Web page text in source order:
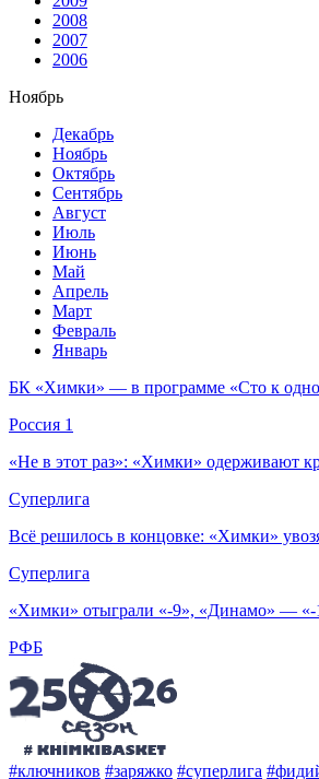
2008
2007
2006
Ноябрь
Декабрь
Ноябрь
Октябрь
Сентябрь
Август
Июль
Июнь
Май
Апрель
Март
Февраль
Январь
БК «Химки» — в программе «Сто к
Россия 1
«Не в этот раз»: «Химки» одерживают
Суперлига
Всё решилось в концовке: «Химки»
Суперлига
«Химки» отыграли «-9», «Динамо» — «-
РФБ
#ключников #заряжко #суперлига